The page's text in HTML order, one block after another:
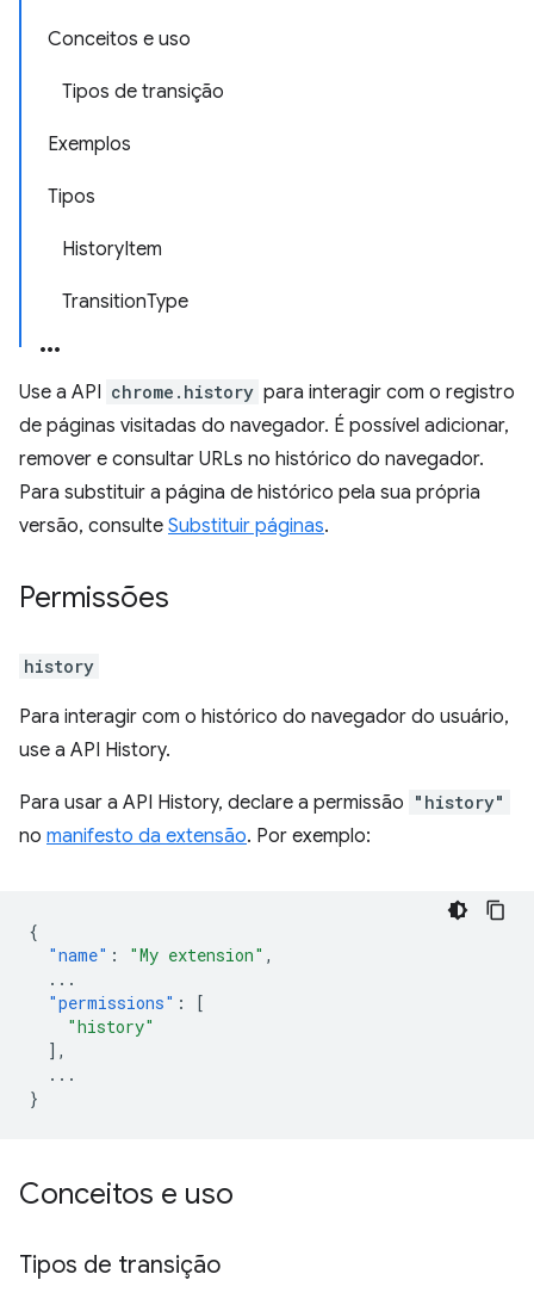
Conceitos e uso
Tipos de transição
Exemplos
Tipos
HistoryItem
TransitionType
Use a API chrome.history para interagir com o registro
de páginas visitadas do navegador. É possível adicionar,
remover e consultar URLs no histórico do navegador.
Para substituir a página de histórico pela sua própria
versão, consulte Substituir páginas.
Permissões
history
Para interagir com o histórico do navegador do usuário,
use a API History.
Para usar a API History, declare a permissão "history"
no manifesto da extensão. Por exemplo:
{
"name" : "My extension" ,
...
"permissions" :
[
"history"
],
...
}
Conceitos e uso
Tipos de transição